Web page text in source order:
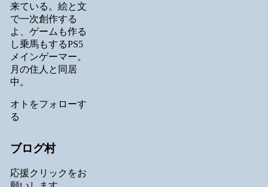
来ている。絵と文
で一次創作する
よ、ゲームも作る
し乗馬もするPS5
メインゲーマー。
月の住人と同居
中。
オトをフォローす
る
ブログ村
応援クリックをお